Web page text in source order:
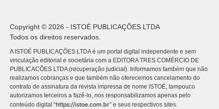
Copyright © 2026 - ISTOÉ PUBLICAÇÕES LTDA
Todos os direitos reservados.
A ISTOÉ PUBLICAÇÕES LTDA é um portal digital independente e sem
vinculação editorial e societária com a EDITORA TRES COMÉRCIO DE
PUBLICACÕES LTDA (recuperação judicial). Informamos também que não
realizamos cobranças e que também não oferecemos cancelamento do
contrato de assinatura da revista impressa de nome ISTOÉ, tampouco
autorizamos terceiros a fazê-lo, nos responsabilizamos apenas pelo
conteúdo digital “https://istoe.com.br” e seus respectivos sites.